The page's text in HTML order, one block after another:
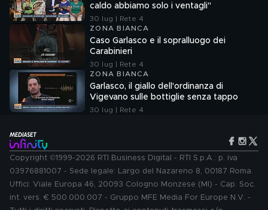
caldo abbiamo solo i ventagli"
30 lug | Rete 4
ZONA BIANCA
Caso Garlasco e il sopralluogo dei
Carabinieri
30 lug | Rete 4
ZONA BIANCA
Garlasco, il giallo dell'ordinanza di
Vigevano sulle bottiglie senza tappo
30 lug | Rete 4
Copyright ©1999-2026 RTI Business Digital - RTI S.p.A.: p. iva
03976881007 - Sede legale: Largo del Nazareno 8, 00187 Roma.
Uffici: Viale Europa 46, 20093 Cologno Monzese (MI) - Cap. Soc.
int. vers. € 500.000.007 - Gruppo MFE Media For Europe N.V. -